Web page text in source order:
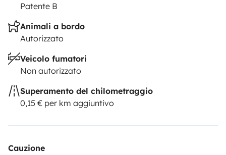
Patente B
Animali a bordo
Autorizzato
Veicolo fumatori
Non autorizzato
Superamento del chilometraggio
0,15 € per km aggiuntivo
Cauzione